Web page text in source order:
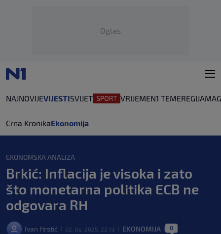
Oglas
NAJNOVIJEVIJESTISVIJET VRIJEMEN1 TEMEREGIJA
Crna KronikaEkonomija
EKONOMSKA ANALIZA
Brkić: Inflacija je visoka i zato
što monetarna politika ECB ne
odgovara RH
Ivan Hrstić 02. lis. 2025. 22:13 EKONOMIJA 0